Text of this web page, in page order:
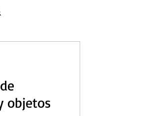
objetos